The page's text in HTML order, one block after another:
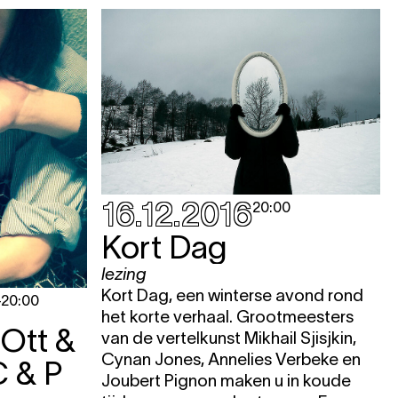
20:00
&
& P
16.12.201620:00
Kort Dag
lezing
Kort Dag, een winterse avond rond
het korte verhaal. Grootmeesters
van de vertelkunst Mikhail Sjisjkin,
Cynan Jones, Annelies Verbeke en
Joubert Pignon maken u in koude